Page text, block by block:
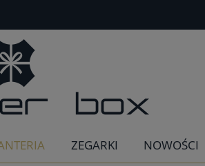
ZEGARKI NOWOŚCI